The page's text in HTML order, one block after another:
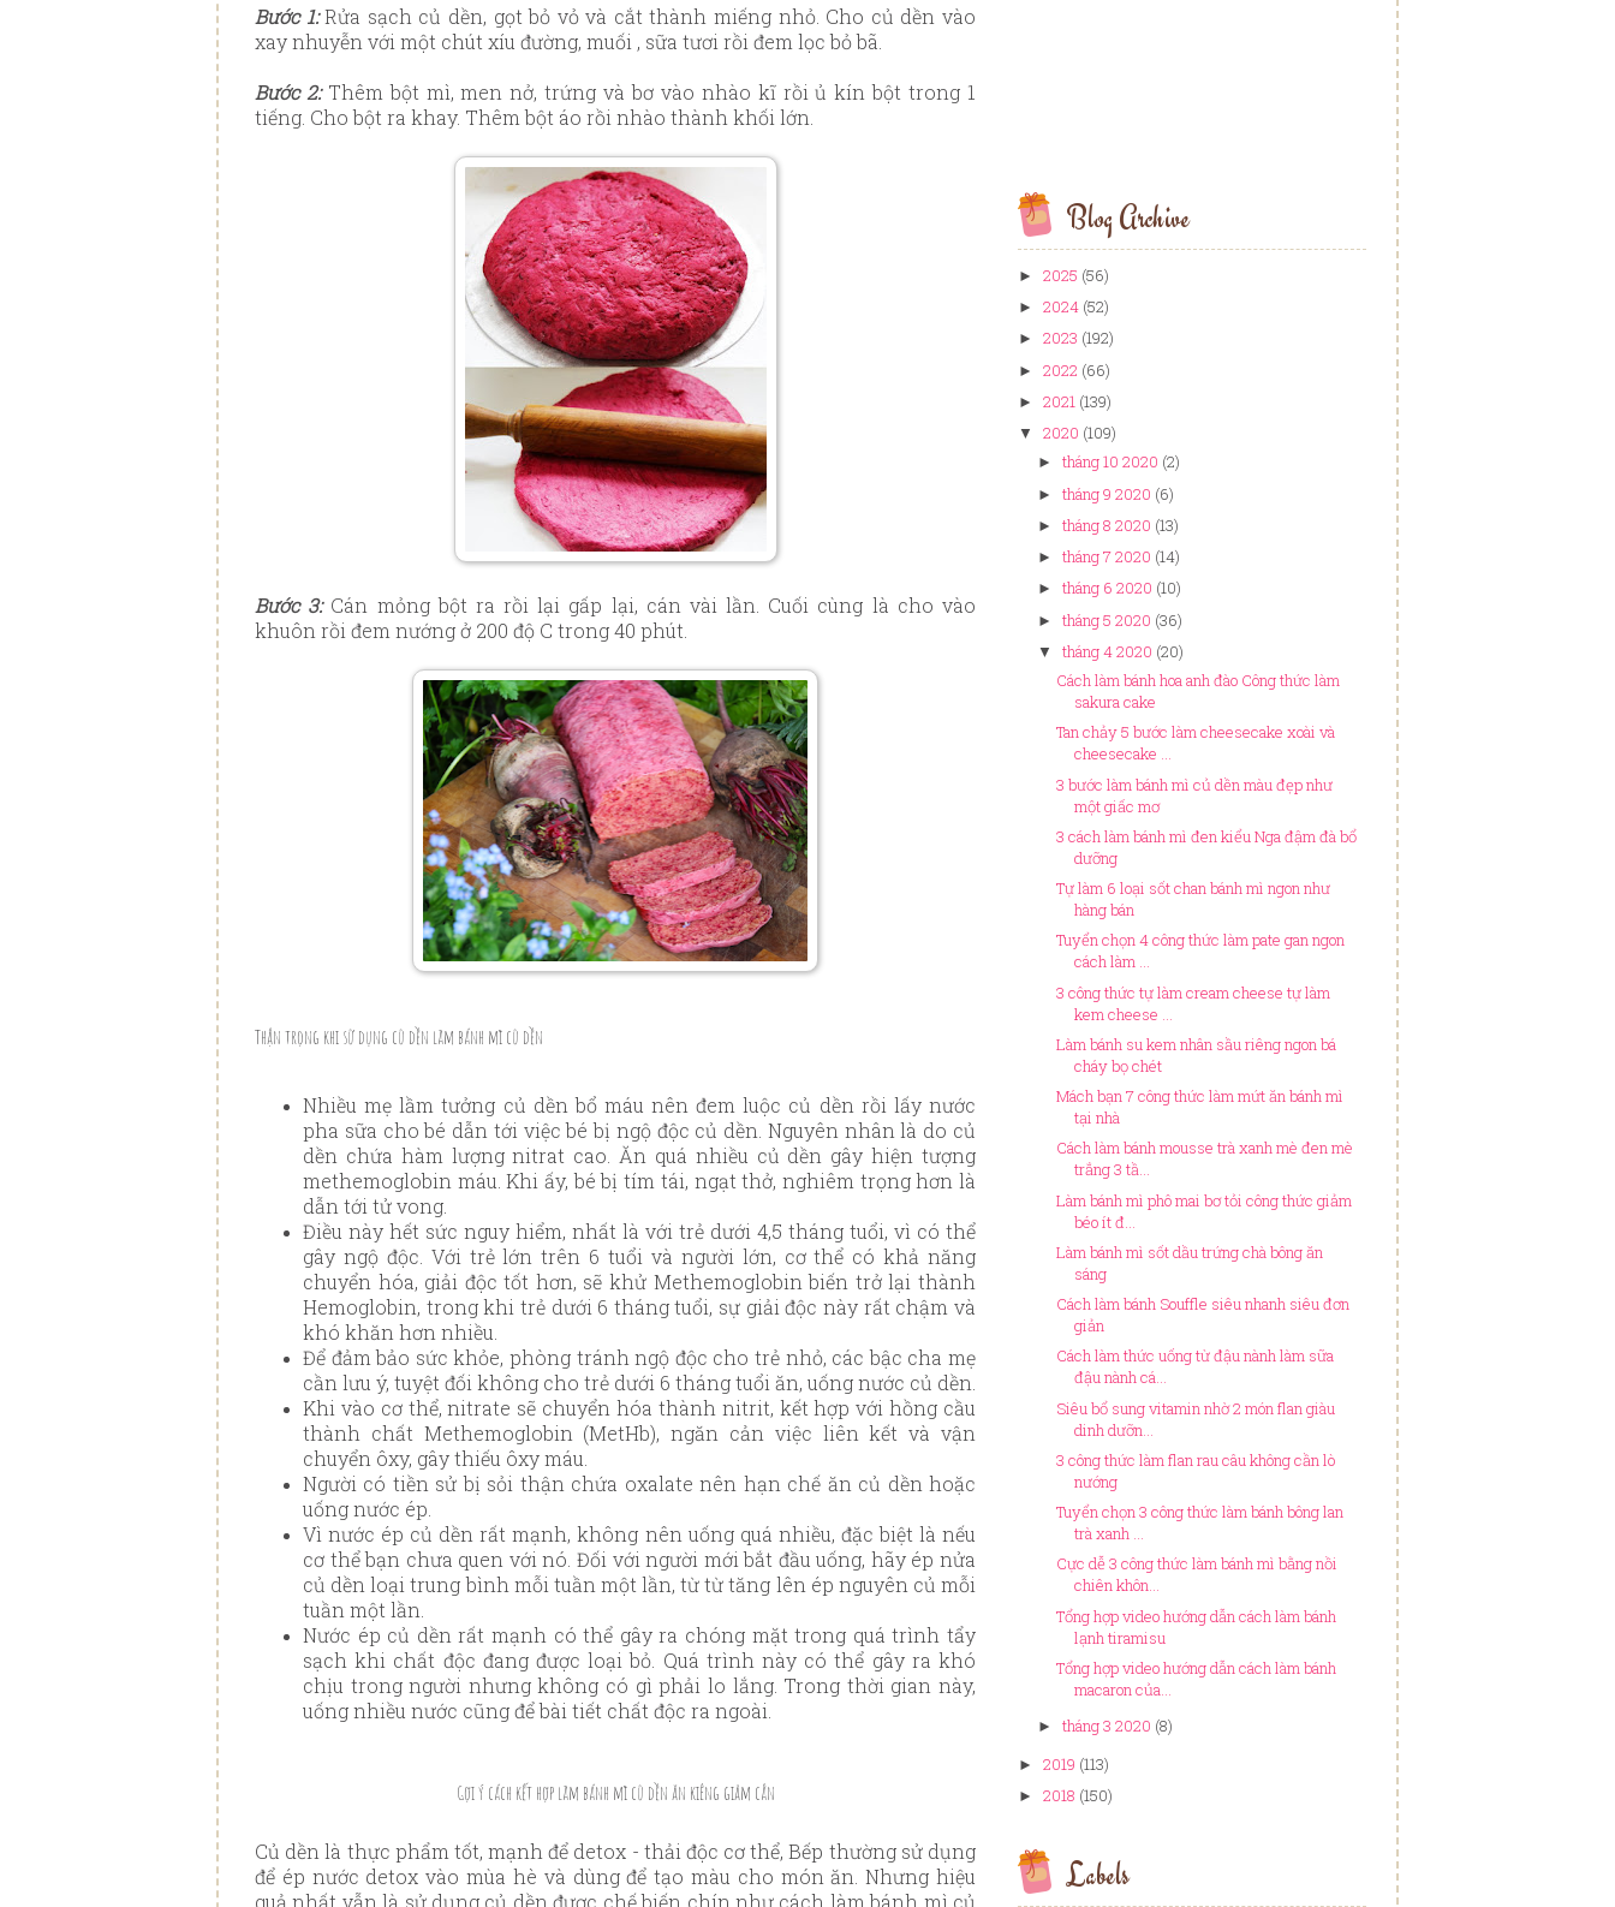
Bước 1:Rửa sạch củ dền, gọt bỏ vỏ và cắt thành miếng nhỏ. Cho củ dền vào
xay nhuyễn với một chút xíu đường, muối , sữa tươi rồi đem lọc bỏ bã.
Bước 2:Thêm bột mì, men nở, trứng và bơ vào nhào kĩ rồi ủ kín bột trong 1
tiếng. Cho bột ra khay. Thêm bột áo rồi nhào thành khối lớn.
Bước 3:Cán mỏng bột ra rồi lại gấp lại, cán vài lần. Cuối cùng là cho vào
khuôn rồi đem nướng ở 200 độ C trong 40 phút.
Thận trọng khi sử dụng củ dền làm bánh mì củ dền
Nhiều mẹ lầm tưởng củ dền bổ máu nên đem luộc củ dền rồi lấy nước
pha sữa cho bé dẫn tới việc bé bị ngộ độc củ dền. Nguyên nhân là do củ
dền chứa hàm lượng nitrat cao. Ăn quá nhiều củ dền gây hiện tượng
methemoglobin máu. Khi ấy, bé bị tím tái, ngạt thở, nghiêm trọng hơn là
dẫn tới tử vong.
Điều này hết sức nguy hiểm, nhất là với trẻ dưới 4,5 tháng tuổi, vì có thể
gây ngộ độc. Với trẻ lớn trên 6 tuổi và người lớn, cơ thể có khả năng
chuyển hóa, giải độc tốt hơn, sẽ khử Methemoglobin biến trở lại thành
Hemoglobin, trong khi trẻ dưới 6 tháng tuổi, sự giải độc này rất chậm và
khó khăn hơn nhiều.
Để đảm bảo sức khỏe, phòng tránh ngộ độc cho trẻ nhỏ, các bậc cha mẹ
cần lưu ý, tuyệt đối không cho trẻ dưới 6 tháng tuổi ăn, uống nước củ dền.
Khi vào cơ thể, nitrate sẽ chuyển hóa thành nitrit, kết hợp với hồng cầu
thành chất Methemoglobin (MetHb), ngăn cản việc liên kết và vận
chuyển ôxy, gây thiếu ôxy máu.
Người có tiền sử bị sỏi thận chứa oxalate nên hạn chế ăn củ dền hoặc
uống nước ép.
Vì nước ép củ dền rất mạnh, không nên uống quá nhiều, đặc biệt là nếu
cơ thể bạn chưa quen với nó. Đối với người mới bắt đầu uống, hãy ép nửa
củ dền loại trung bình mỗi tuần một lần, từ từ tăng lên ép nguyên củ mỗi
tuần một lần.
Nước ép củ dền rất mạnh có thể gây ra chóng mặt trong quá trình tẩy
sạch khi chất độc đang được loại bỏ. Quá trình này có thể gây ra khó
chịu trong người nhưng không có gì phải lo lắng. Trong thời gian này,
uống nhiều nước cũng để bài tiết chất độc ra ngoài.
Gợi ý cách kết hợp làm bánh mì củ dền ăn kiêng giảm cân
Củ dền là thực phẩm tốt, mạnh để detox - thải độc cơ thể, Bếp thường sử dụng
để ép nước detox vào mùa hè và dùng để tạo màu cho món ăn. Nhưng hiệu
Blog Archive
► 2025 (56)
► 2024 (52)
► 2023 (192)
► 2022 (66)
► 2021 (139)
▼ 2020 (109)
► tháng 10 2020 (2)
► tháng 9 2020 (6)
► tháng 8 2020 (13)
► tháng 7 2020 (14)
► tháng 6 2020 (10)
► tháng 5 2020 (36)
▼ tháng 4 2020 (20)
Cách làm bánh hoa anh đào Công thức làm
sakura cake
Tan chảy 5 bước làm cheesecake xoài và
cheesecake ...
3 bước làm bánh mì củ dền màu đẹp như
một giấc mơ
3 cách làm bánh mì đen kiểu Nga đậm đà bổ
dưỡng
Tự làm 6 loại sốt chan bánh mì ngon như
hàng bán
Tuyển chọn 4 công thức làm pate gan ngon
cách làm ...
3 công thức tự làm cream cheese tự làm
kem cheese ...
Làm bánh su kem nhân sầu riêng ngon bá
cháy bọ chét
Mách bạn 7 công thức làm mứt ăn bánh mì
tại nhà
Cách làm bánh mousse trà xanh mè đen mè
trắng 3 tầ...
Làm bánh mì phô mai bơ tỏi công thức giảm
béo ít đ...
Làm bánh mì sốt dầu trứng chà bông ăn
sáng
Cách làm bánh Souffle siêu nhanh siêu đơn
giản
Cách làm thức uống từ đậu nành làm sữa
đậu nành cá...
Siêu bổ sung vitamin nhờ 2 món flan giàu
dinh dưỡn...
3 công thức làm flan rau câu không cần lò
nướng
Tuyển chọn 3 công thức làm bánh bông lan
trà xanh ...
Cực dễ 3 công thức làm bánh mì bằng nồi
chiên khôn...
Tổng hợp video hướng dẫn cách làm bánh
lạnh tiramisu
Tổng hợp video hướng dẫn cách làm bánh
macaron của...
► tháng 3 2020 (8)
► 2019 (113)
► 2018 (150)
Labels